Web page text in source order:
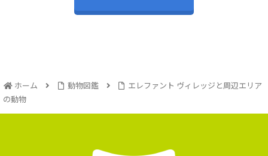
ホーム 動物図鑑
エレファント ヴィレッジと周辺エリア
の動物